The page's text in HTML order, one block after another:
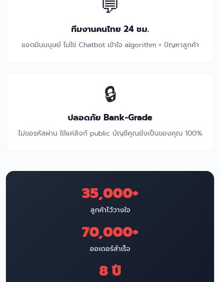
💬
ทีมงานคนไทย 24 ชม.
แอดมินมนุษย์ ไม่ใช่ Chatbot เข้าใจ algorithm + ปัญหาลูกค้า
🔒
ปลอดภัย Bank-Grade
ไม่ขอรหัสผ่าน ใช้แค่ลิงก์ public บัญชีคุณยังเป็นของคุณ 100%
35,000+
ลูกค้าไว้วางใจ
70,000+
ออเดอร์สำเร็จ
8 ปี